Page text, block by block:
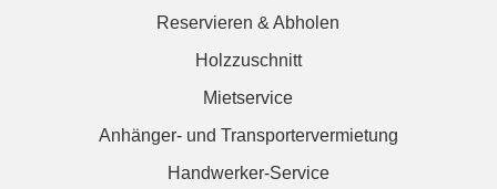
Reservieren & Abholen
Holzzuschnitt
Mietservice
Anhänger- und Transportervermietung
Handwerker-Service